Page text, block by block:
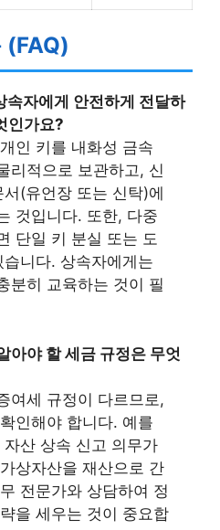
(FAQ)
속자에게 안전하게 전달하
인가요?
인 키를 내화성 금속
리적으로 보관하고, 신
(유언장 또는 신탁)에
것입니다. 또한, 다중
단일 키 분실 또는 도
니다. 상속자에게는
분히 교육하는 것이 필
아야 할 세금 규정은 무엇
여세 규정이 다르므로,
인해야 합니다. 예를
산 상속 신고 의무가
상자산을 재산으로 간
전문가와 상담하여 정
을 세우는 것이 중요합